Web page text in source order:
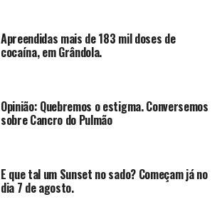
Apreendidas mais de 183 mil doses de
cocaína, em Grândola.
Opinião: Quebremos o estigma. Conversemos
sobre Cancro do Pulmão
E que tal um Sunset no sado? Começam já no
dia 7 de agosto.